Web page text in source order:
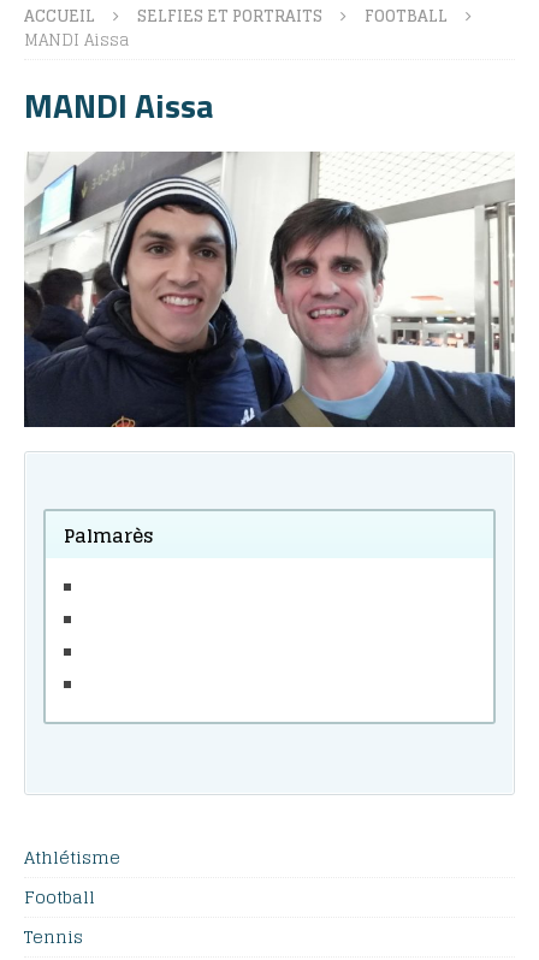
ACCUEIL SELFIES ET PORTRAITS
FOOTBALL
MANDI Aissa
MANDI Aissa
Palmarès
Athlétisme
Football
Tennis